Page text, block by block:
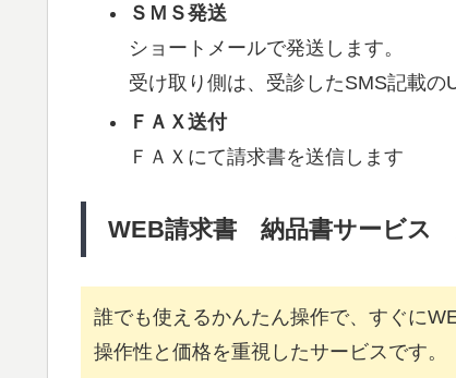
ＳＭＳ発送
ショートメールで発送します。
受け取り側は、受診したSMS記載
ＦＡＸ送付
ＦＡＸにて請求書を送信します
WEB請求書 納品書サービス
誰でも使えるかんたん操作で、すぐに
操作性と価格を重視したサービスです。